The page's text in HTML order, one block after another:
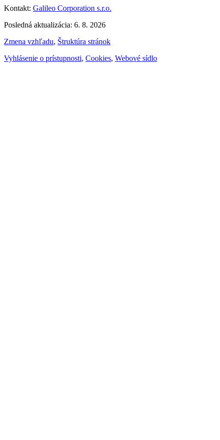
Kontakt: Galileo Corporation s.r.o.
Posledná aktualizácia: 6. 8. 2026
Zmena vzhľadu, Štruktúra stránok
Vyhlásenie o prístupnosti, Cookies, Webové sídlo